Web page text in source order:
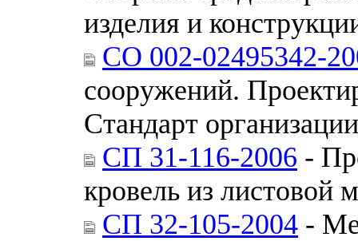
изделия и
СО 002-02495342-
сооружений.
Стандарт организации
СП 31-116-2006 -
кровель из листовой
СП 32-105-2004 -